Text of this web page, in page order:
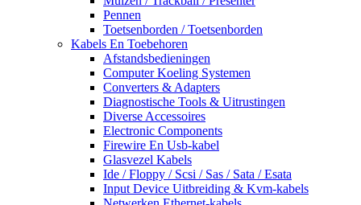
Pennen
Toetsenborden / Toetsenborden
Kabels En Toebehoren
Afstandsbedieningen
Computer Koeling Systemen
Converters & Adapters
Diagnostische Tools & Uitrustingen
Diverse Accessoires
Electronic Components
Firewire En Usb-kabel
Glasvezel Kabels
Ide / Floppy / Scsi / Sas / Sata / Esata
Input Device Uitbreiding & Kvm-kabels